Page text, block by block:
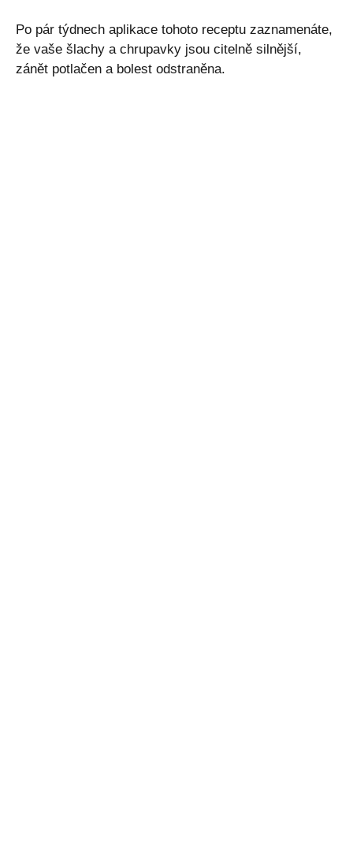
Po pár týdnech aplikace tohoto receptu zaznamenáte,
že vaše šlachy a chrupavky jsou citelně silnější,
zánět potlačen a bolest odstraněna.